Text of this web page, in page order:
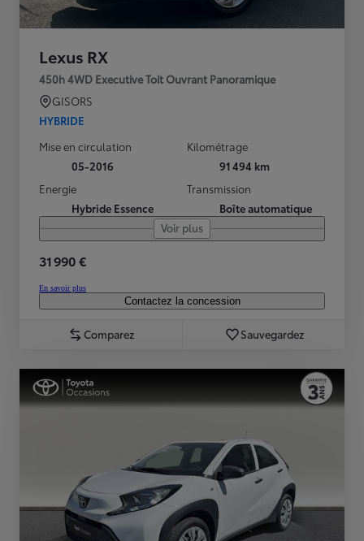
Lexus RX
450h 4WD Executive Toit Ouvrant Panoramique
GISORS
HYBRIDE
Mise en circulation
05-2016
Kilométrage
91 494 km
Energie
Hybride Essence
Transmission
Boîte automatique
Voir plus
31 990 €
En savoir plus
Contactez la concession
Comparez Sauvegardez